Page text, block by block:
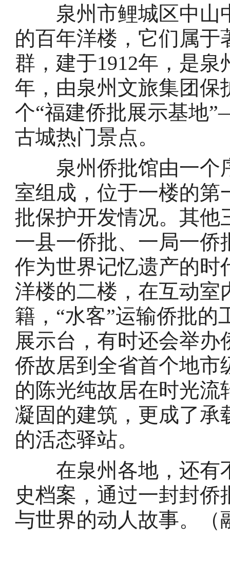
泉州市鲤城区中山
的百年洋楼，它们属
群，建于1912年，是
年，由泉州文旅集团保
个“福建侨批展示基地
古城热门景点。
泉州侨批馆由一个
室组成，位于一楼的第
批保护开发情况。其他
一县一侨批、一局一侨
作为世界记忆遗产的时
洋楼的二楼，在互动室
籍，“水客”运输侨批的
展示台，有时还会举
侨故居到全省首个地市
的陈光纯故居在时光
凝固的建筑，更成了承
的活态驿站。
在泉州各地，还有
史档案，通过一封封
与世界的动人故事。（